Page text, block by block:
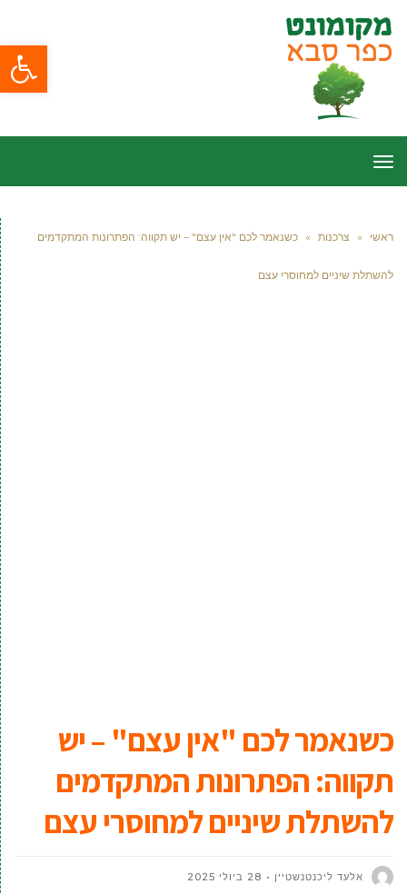
פתח
תפריט
ראשי » צרכנות » כשנאמר לכם "אין עצם" – יש תקווה: הפתרונות המתקדמים
להשתלת שיניים למחוסרי עצם
כשנאמר לכם "אין עצם" – יש
תקווה: הפתרונות המתקדמים
להשתלת שיניים למחוסרי עצם
אלעד ליכנטנשטיין 28 ביולי 2025